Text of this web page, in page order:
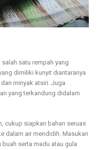
satu rempah yang
dimiliki kunyit diantaranya
minyak atsiri. Juga
yang terkandung didalam
cukup siapkan bahan seruas
dalam air mendidih. Masukan
serta madu atau gula